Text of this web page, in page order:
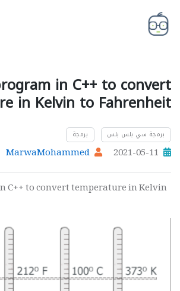
in C++ to convert
in Kelvin to Fahrenheit
برمجة سي بلس بلس برمجة
2021-05-11
MarwaMohammed
C++ to convert temperature in Kelvin